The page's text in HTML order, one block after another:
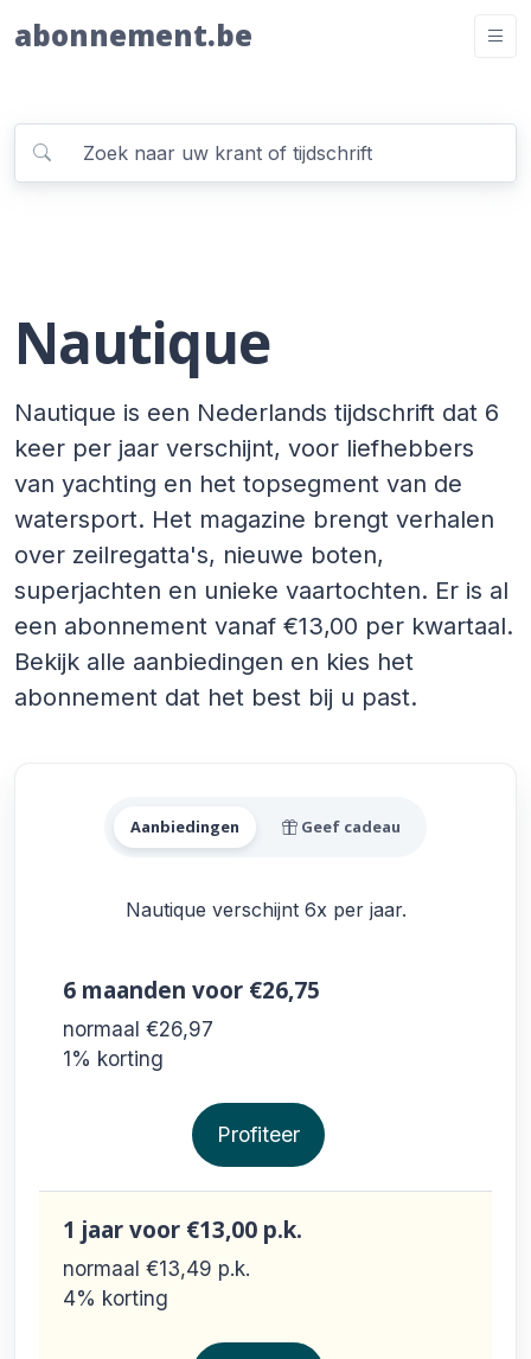
abonnement.be
Nautique
Nautique is een Nederlands tijdschrift dat 6
keer per jaar verschijnt, voor liefhebbers
van yachting en het topsegment van de
watersport. Het magazine brengt verhalen
over zeilregatta's, nieuwe boten,
superjachten en unieke vaartochten. Er is al
een abonnement vanaf €13,00 per kwartaal.
Bekijk alle aanbiedingen en kies het
abonnement dat het best bij u past.
Alle Nautique
Aanbiedingen Geef cadeau
Nautique verschijnt 6x per jaar.
6 maanden voor €26,75
normaal €26,97
1% korting
Profiteer
1 jaarvoor €13,00 p.k.
normaal €13,49 p.k.
4% korting